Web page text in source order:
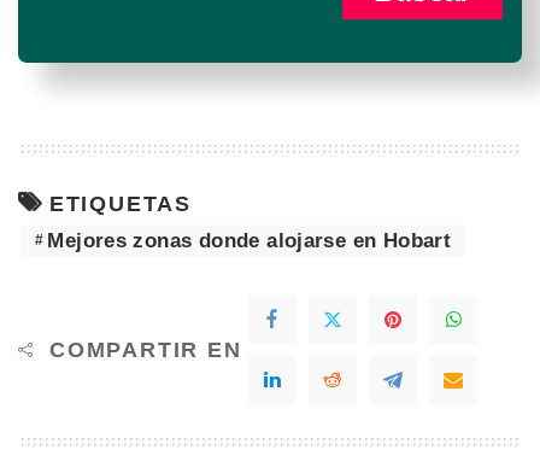
ETIQUETAS
Mejores zonas donde alojarse en Hobart
COMPARTIR EN